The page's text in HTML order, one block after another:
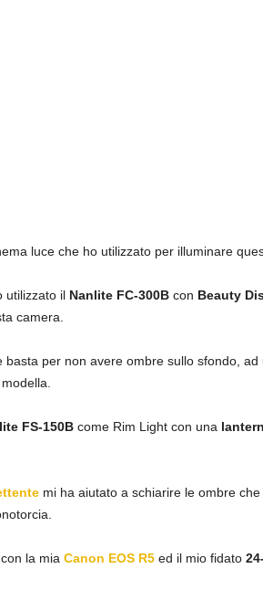
luce che ho utilizzato per illuminare
utilizzato ilNanlite FC-300Bcon Beauty
camera.
basta per non avere ombre sullo sfondo, ad
FS-150B come Rim Light con una
mi ha aiutato a schiarire le ombre
la mia Canon EOS R5ed il mio fidato